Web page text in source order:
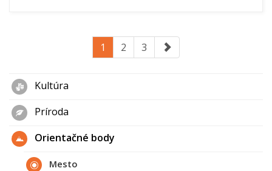
1 2 3
Kultúra
Príroda
Orientačné body
Mesto